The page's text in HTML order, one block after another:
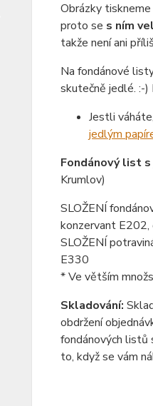
Obrázky tiskneme
proto se s ním
takže není ani
Na fondánové
skutečně jedlé. :-)
Jestli
jedlým
Fondánový list
Krumlov)
SLOŽENÍ
konzervant
SLOŽENÍ
E330
* Ve větším
Skladování:
obdržení
fondánových listů
to, když se vám